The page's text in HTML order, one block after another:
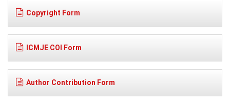
Copyright Form
ICMJE COI Form
Author Contribution Form